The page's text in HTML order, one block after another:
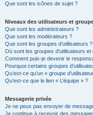
Que sont les icônes de sujet ?
Niveaux des utilisateurs et
Que sont les administrateurs ?
Que sont les modérateurs ?
Que sont les groupes d’utilisateurs ?
Où sont les groupes d’utilisateurs
Comment puis-je devenir le
Pourquoi certains groupes
Qu’est-ce qu’un « groupe
Qu’est-ce que le lien « L’équipe » ?
Messagerie privée
Je ne peux pas envoyer de
Je continue à recevoir des